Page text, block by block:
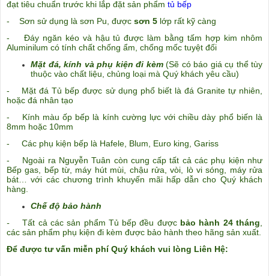
đạt tiêu chuẩn trước khi lắp đặt sản phẩm tủ bếp
- Sơn sử dụng là sơn Pu, được sơn 5 lớp rất kỹ càng
- Đáy ngăn kéo và hậu tủ được làm bằng tấm hợp kim nhôm
Aluminilum có tính chất chống ẩm, chống mốc tuyệt đối
Mặt đá, kính và phụ kiện đi kèm (Sẽ có báo giá cụ thể tùy
thuộc vào chất liệu, chủng loại mà Quý khách yêu cầu)
- Mặt đá Tủ bếp được sử dụng phổ biết là đá Granite tự nhiên,
hoặc đá nhân tạo
- Kính màu ốp bếp là kính cường lực với chiều dày phổ biến là
8mm hoặc 10mm
- Các phụ kiện bếp là Hafele, Blum, Euro king, Gariss
- Ngoài ra Nguyễn Tuân còn cung cấp tất cả các phụ kiện như
Bếp gas, bếp từ, máy hút mùi, chậu rửa, vòi, lò vi sóng, máy rửa
bát… với các chương trình khuyến mãi hấp dẫn cho Quý khách
hàng.
Chế độ bảo hành
-Tất cả các sản phẩm Tủ bếp đều được bảo hành 24 tháng,
các sản phẩm phụ kiện đi kèm được bảo hành theo hãng sản xuất.
Để được tư vấn miễn phí Quý khách vui lòng Liên Hệ: